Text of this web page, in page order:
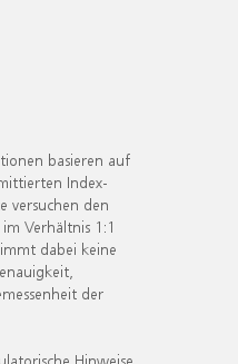
basieren auf
Index-
versuchen den
Verhältnis 1:1
dabei keine
der